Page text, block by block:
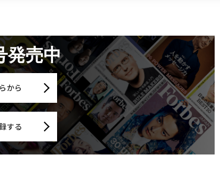
発売中
から
する